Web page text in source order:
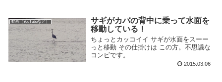
動画（YouTubeなど）
サギがカバの背中に乗って水面を
移動している！
ちょっとカッコイイ サギが水面をスーー
っと移動 その仕掛けは この方。不思議な
コンビです。
2015.03.06